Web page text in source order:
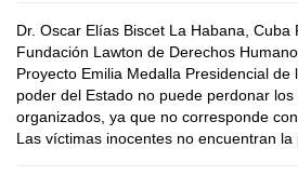
Dr. Oscar Elías Biscet La Habana, Cuba
Fundación Lawton de Derechos
Proyecto Emilia Medalla Presidencial
poder del Estado no puede perdonar
organizados, ya que no corresponde
Las víctimas inocentes no encuentran la